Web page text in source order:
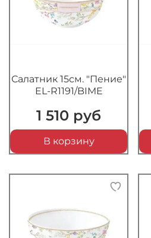
Салатник 15см. "Пение"
EL-R1191/BIME
1 510 руб
В корзину